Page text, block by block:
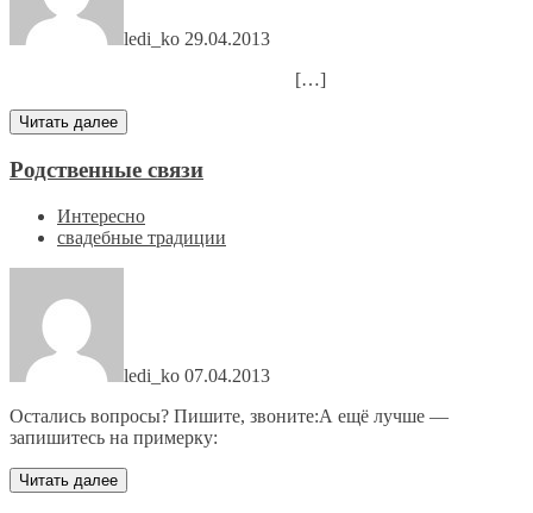
ledi_ko 29.04.2013
[…]
Читать далее
Родственные связи
Интересно
свадебные традиции
ledi_ko 07.04.2013
Остались вопросы? Пишите, звоните:А ещё лучше —
запишитесь на примерку:
Читать далее